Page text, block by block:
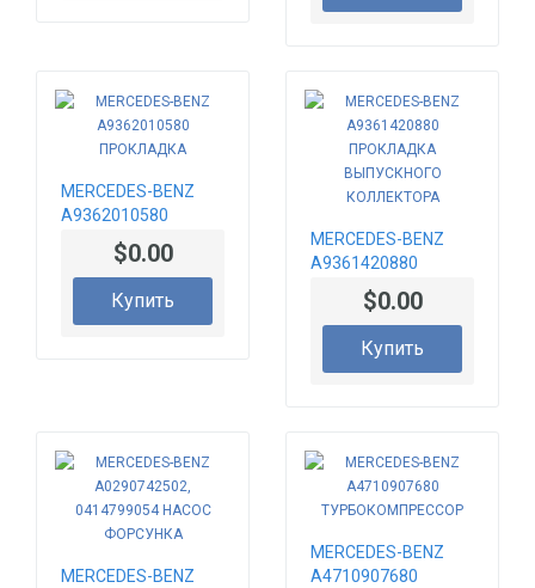
MERCEDES-BENZ
A9362010580
ПРОКЛАДКА
$0.00
Купить
MERCEDES-BENZ
A9361420880
ПРОКЛАДКА
ВЫПУСКНОГО
$0.00
Купить
MERCEDES-BENZ
MERCEDES-BENZ
A4710907680